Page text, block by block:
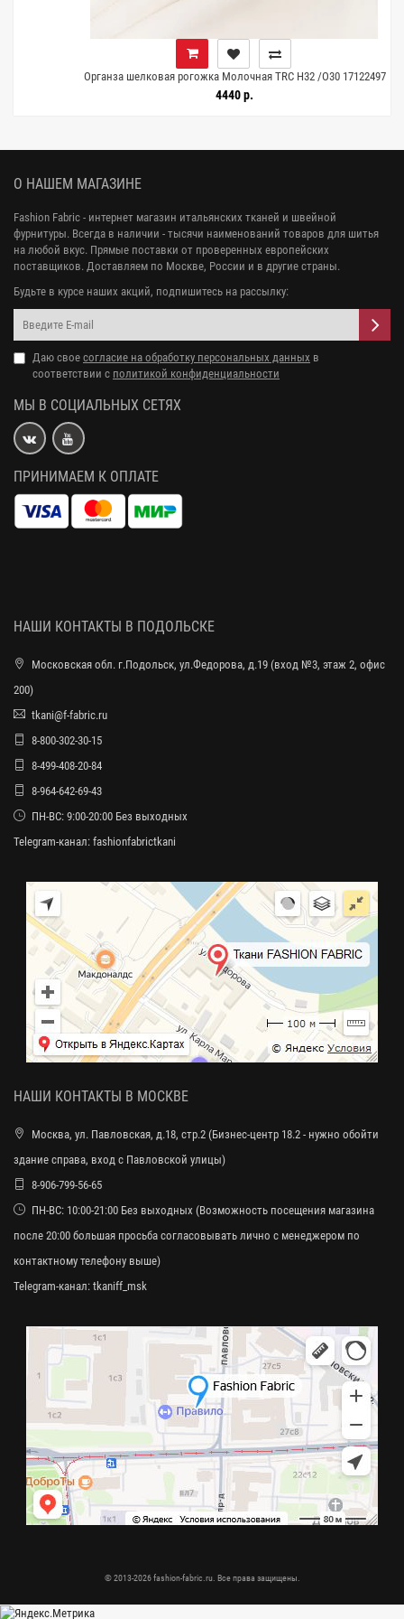
Органза шелковая рогожка Молочная TRC H32 /O30 17122497
4440 р.
О НАШЕМ МАГАЗИНЕ
Fashion Fabric - интернет магазин итальянских тканей и швейной
фурнитуры. Всегда в наличии - тысячи наименований товаров для шитья
на любой вкус. Прямые поставки от проверенных европейских
поставщиков. Доставляем по Москве, России и в другие страны.
Будьте в курсе наших акций, подпишитесь на рассылку:
Даю свое согласие на обработку персональных данных в
соответствии с политикой конфиденциальности
МЫ В СОЦИАЛЬНЫХ СЕТЯХ
ПРИНИМАЕМ К ОПЛАТЕ
НАШИ КОНТАКТЫ В ПОДОЛЬСКЕ
Московская обл. г.Подольск, ул.Федорова, д.19 (вход №3, этаж 2, офис
200)
tkani@f-fabric.ru
8-800-302-30-15
8-499-408-20-84
8-964-642-69-43
ПН-ВС: 9:00-20:00 Без выходных
Telegram-канал: fashionfabrictkani
НАШИ КОНТАКТЫ В МОСКВЕ
Москва, ул. Павловская, д.18, стр.2 (Бизнес-центр 18.2 - нужно обойти
здание справа, вход с Павловской улицы)
8-906-799-56-65
ПН-ВС: 10:00-21:00 Без выходных (Возможность посещения магазина
после 20:00 большая просьба согласовывать лично с менеджером по
контактному телефону выше)
Telegram-канал: tkaniff_msk
© 2013-2026 fashion-fabric.ru. Все права защищены.